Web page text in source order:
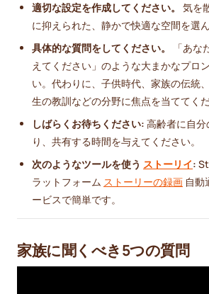
適切な設定を作成してください。
気を
に抑えられた、静かで快適な空間を選
具体的な質問をしてください。
「あな
えてください」のような大まかなプロ
い。代わりに、子供時代、家族の伝統
生の教訓などの分野に焦点を当ててくだ
しばらくお待ちください: 高齢者に自
り、共有する時間を与えてください。
次のようなツールを使う ストーリイ:
ラットフォーム ストーリーの録画 自動
ービスで簡単です。
家族に聞くべき5つの質問